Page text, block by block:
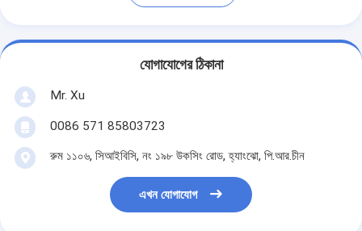
যোগাযোগের ঠিকানা
Mr. Xu
0086 571 85803723
রুম ১১০৬, সিআইবিসি, নং ১৯৮ উকসিং রোড, হ্যাংঝো, পি.আর.চীন
এখন যোগাযোগ